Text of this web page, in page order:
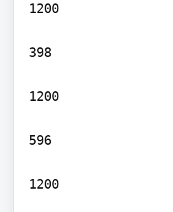
1200
398
1200
596
1200